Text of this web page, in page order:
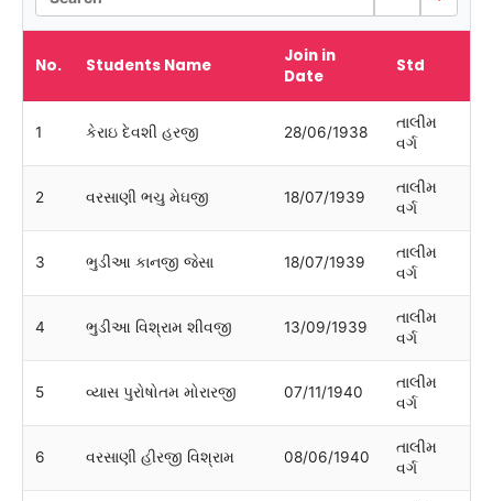
No. Students Name
Join in
Date
Std
1 કેરાઇ દેવશી હરજી 28/06/1938
તાલીમ
વર્ગ
2 વરસાણી ભચુ મેઘજી 18/07/1939
તાલીમ
વર્ગ
3 ભુડીઆ કાનજી જેસા 18/07/1939
તાલીમ
વર્ગ
4 ભુડીઆ વિશ્રામ શીવજી 13/09/1939
તાલીમ
વર્ગ
5 વ્યાસ પુરોષોતમ મોરારજી 07/11/1940
તાલીમ
વર્ગ
6 વરસાણી હીરજી વિશ્રામ 08/06/1940
તાલીમ
વર્ગ